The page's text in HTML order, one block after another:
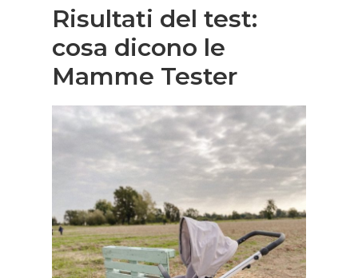
Risultati del test:
cosa dicono le
Mamme Tester